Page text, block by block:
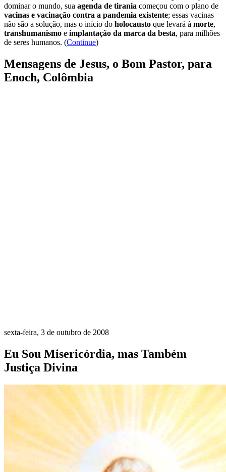
dominar o mundo, sua agenda de tirania começou com o plano de
vacinas e vacinação contra a pandemia existente; essas vacinas
não são a solução, mas o início do holocausto que levará à morte,
transhumanismo e implantação da marca da besta, para milhões
de seres humanos. (Continue)
Mensagens de Jesus, o Bom Pastor, para
Enoch, Colômbia
sexta-feira, 3 de outubro de 2008
Eu Sou Misericórdia, mas Também
Justiça Divina